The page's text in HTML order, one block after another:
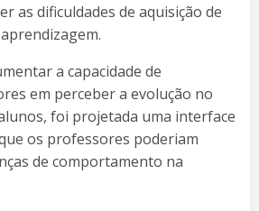
as dificuldades de aquisição de
a capacidade de
em perceber a evolução no
foi projetada uma interface
os professores poderiam
de comportamento na